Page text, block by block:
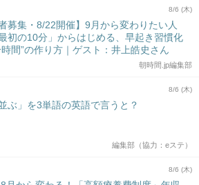
8/6 (木)
者募集・8/22開催】9月から変わりたい人
初の10分」からはじめる、早起き習慣化
時間”の作り方｜ゲスト：井上皓史さん
朝時間.jp編集部
8/6 (木)
ぶ」を3単語の英語で言うと？
編集部（協力：eステ）
8/6 (木)